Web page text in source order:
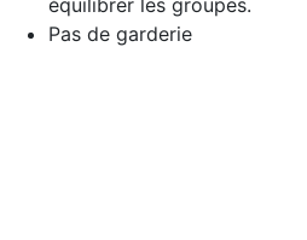
équilibrer les groupes.
Pas de garderie